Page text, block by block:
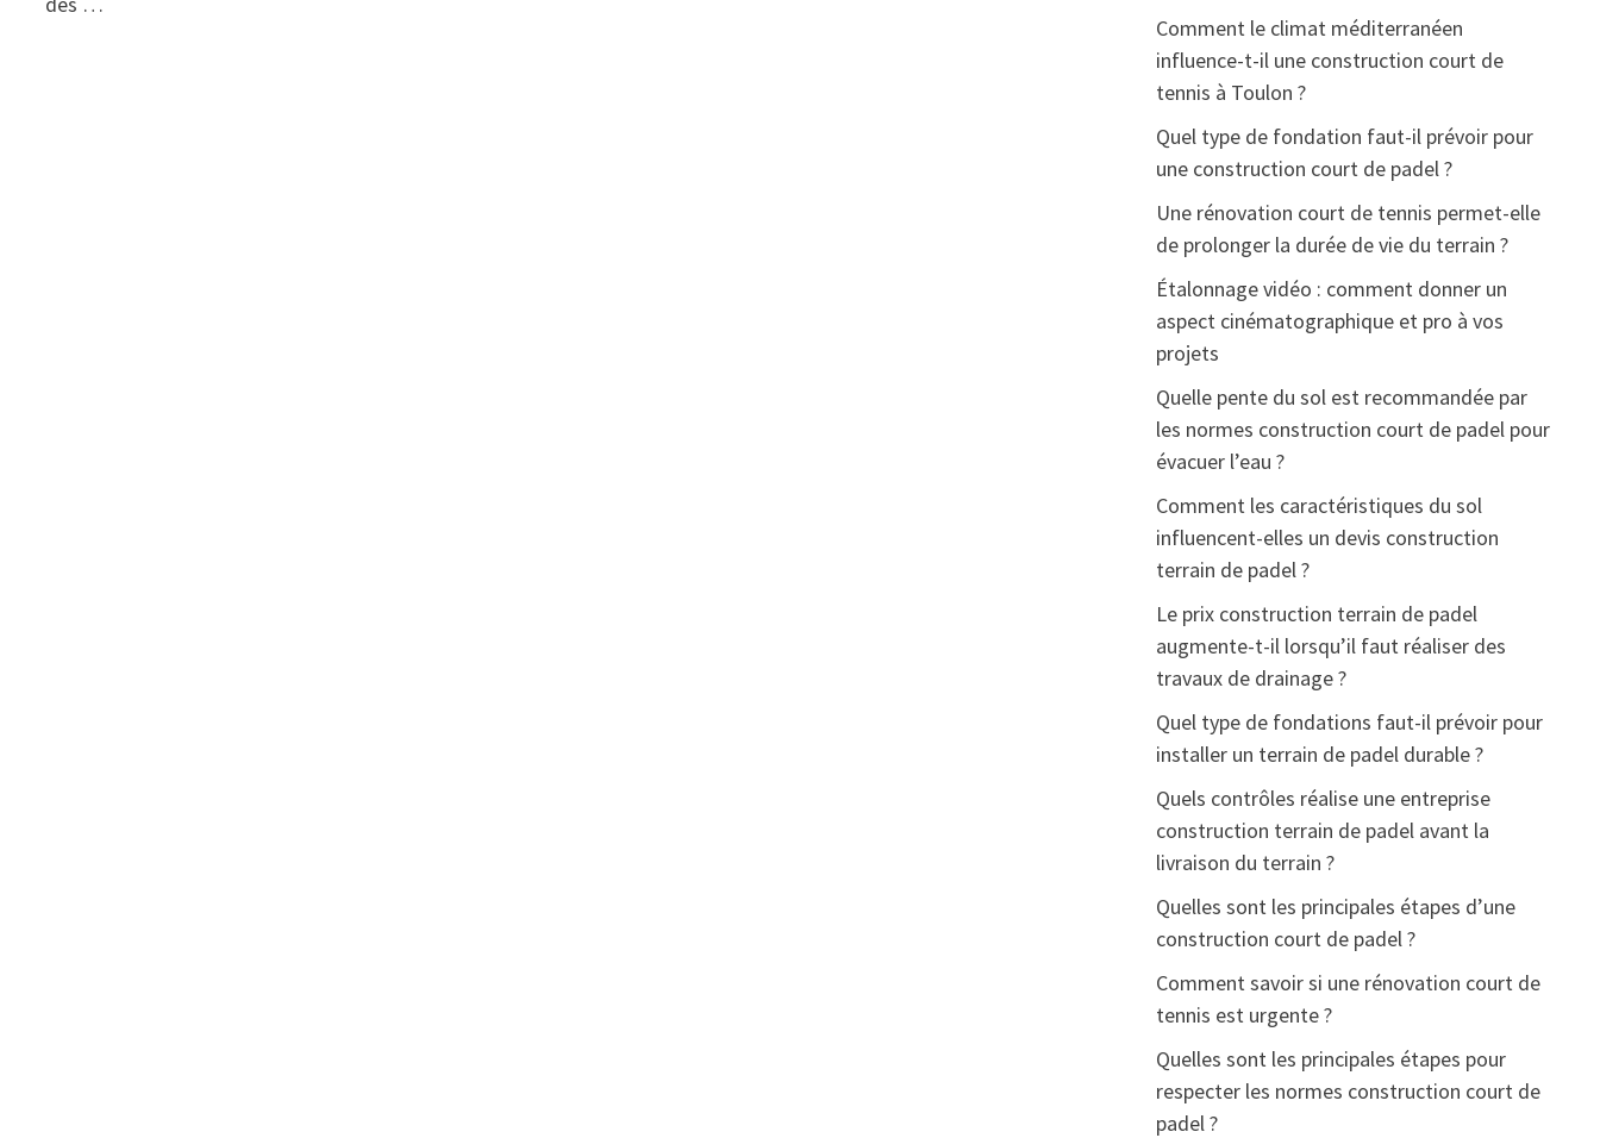
Comment le climat méditerranéen
influence-t-il une construction court de
tennis à Toulon ?
Quel type de fondation faut-il prévoir pour
une construction court de padel ?
Une rénovation court de tennis permet-elle
de prolonger la durée de vie du terrain ?
Étalonnage vidéo : comment donner un
aspect cinématographique et pro à vos
projets
Quelle pente du sol est recommandée par
les normes construction court de padel pour
évacuer l’eau ?
Comment les caractéristiques du sol
influencent-elles un devis construction
terrain de padel ?
Le prix construction terrain de padel
augmente-t-il lorsqu’il faut réaliser des
travaux de drainage ?
Quel type de fondations faut-il prévoir pour
installer un terrain de padel durable ?
Quels contrôles réalise une entreprise
construction terrain de padel avant la
livraison du terrain ?
Quelles sont les principales étapes d’une
construction court de padel ?
Comment savoir si une rénovation court de
tennis est urgente ?
Quelles sont les principales étapes pour
respecter les normes construction court de
padel ?